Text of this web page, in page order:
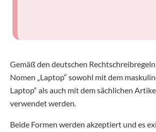
Gemäß den deutschen
Nomen „Laptop“ sowohl mit dem
Laptop“ als auch mit dem sächlichen
verwendet werden.
Beide Formen werden akzeptiert und es